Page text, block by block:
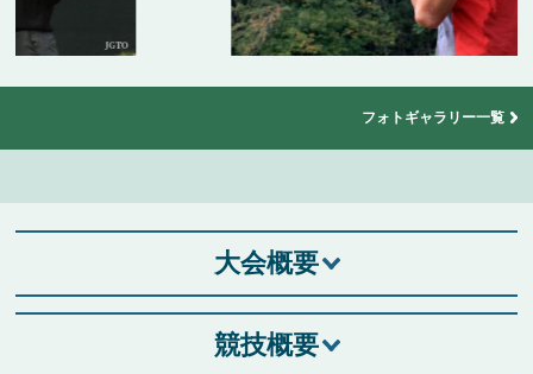
フォトギャラリー一覧
大会概要
競技概要